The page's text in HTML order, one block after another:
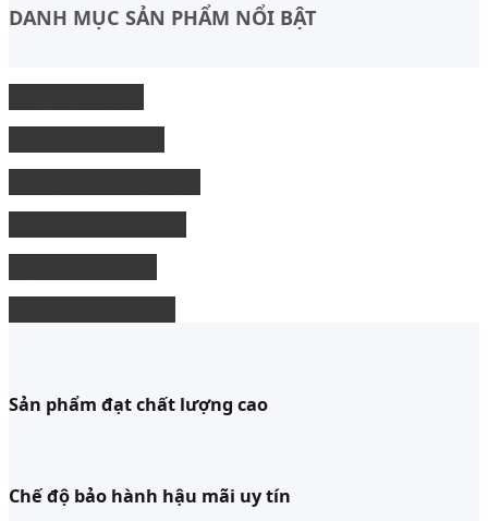
DANH MỤC SẢN PHẨM NỔI BẬT
Sản phẩm đạt chất lượng cao
Chế độ bảo hành hậu mãi uy tín